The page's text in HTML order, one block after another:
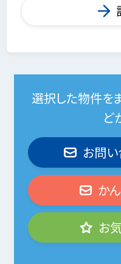
選択した物件を
ど
お問
か
お